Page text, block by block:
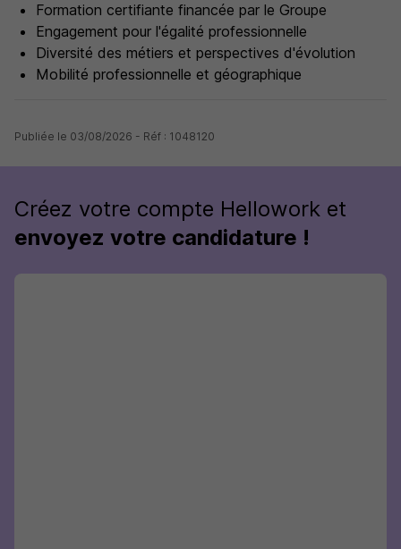
Formation certifiante financée par le Groupe
Engagement pour l'égalité professionnelle
Diversité des métiers et perspectives d'évolution
Mobilité professionnelle et géographique
Publiée le 03/08/2026 - Réf : 1048120
Créez votre compte Hellowork et
envoyez votre candidature !